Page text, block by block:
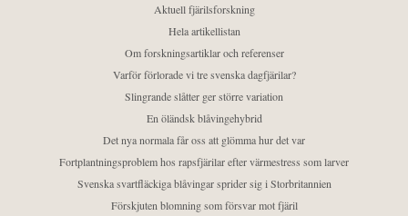
Aktuell fjärilsforskning
Hela artikellistan
Om forskningsartiklar och referenser
Varför förlorade vi tre svenska dagfjärilar?
Slingrande slåtter ger större variation
En öländsk blåvingehybrid
Det nya normala får oss att glömma hur det var
Fortplantningsproblem hos rapsfjärilar efter värmestress som larver
Svenska svartfläckiga blåvingar sprider sig i Storbritannien
Förskjuten blomning som försvar mot fjäril